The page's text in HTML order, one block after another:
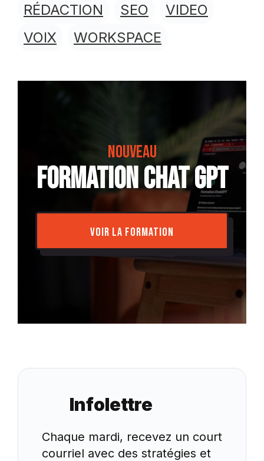
RÉDACTION
SEO
VIDEO
VOIX
WORKSPACE
NOUVEAU
formation chat gpt
VOIR LA FORMATION
Infolettre
Chaque mardi, recevez un court
courriel avec des stratégies et